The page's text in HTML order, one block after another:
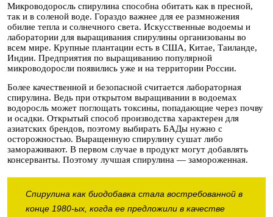
Микроводоросль спирулина способна обитать как в пресной,
так и в соленой воде. Гораздо важнее для ее размножения
обилие тепла и солнечного света. Искусственные водоемы и
лаборатории для выращивания спирулины организованы во
всем мире. Крупные плантации есть в США, Китае, Таиланде,
Индии. Предприятия по выращиванию популярной
микроводоросли появились уже и на территории России.
Более качественной и безопасной считается лабораторная
спирулина. Ведь при открытом выращивании в водоемах
водоросль может поглощать токсины, попадающие через почву
и осадки. Открытый способ производства характерен для
азиатских брендов, поэтому выбирать БАДы нужно с
осторожностью. Выращенную спирулину сушат либо
замораживают. В первом случае в продукт могут добавлять
консерванты. Поэтому лучшая спирулина — замороженная.
Спирулина как биодобавка стала востребованной в
конце 1980-ых, когда ее предложили в качестве